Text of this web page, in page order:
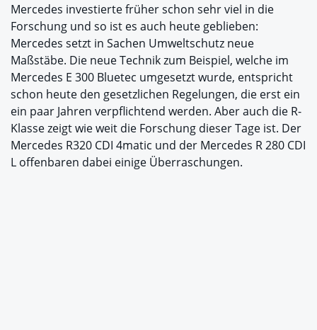
Mercedes investierte früher schon sehr viel in die
Forschung und so ist es auch heute geblieben:
Mercedes setzt in Sachen Umweltschutz neue
Maßstäbe. Die neue Technik zum Beispiel, welche im
Mercedes E 300 Bluetec umgesetzt wurde, entspricht
schon heute den gesetzlichen Regelungen, die erst ein
ein paar Jahren verpflichtend werden. Aber auch die R-
Klasse zeigt wie weit die Forschung dieser Tage ist. Der
Mercedes R320 CDI 4matic und der Mercedes R 280 CDI
L offenbaren dabei einige Überraschungen.